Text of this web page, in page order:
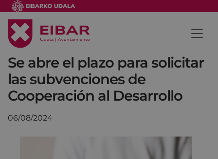
Se abre el plazo para solicitar
las subvenciones de
Cooperación al Desarrollo
06/08/2024